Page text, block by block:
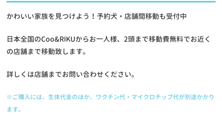
かわいい家族を見つけよう！予約犬・店舗間移動も受付中
日本全国のCoo&RIKUからお一人様、2頭まで移動費無料でお近く
の店舗まで移動致します。
詳しくは店舗までお問い合わせください。
※ご購入には、生体代金のほか、ワクチン代・マイクロチップ代が別途かかり
ます。